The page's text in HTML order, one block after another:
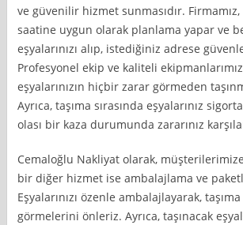
ve güvenilir hizmet sunmasıdır.
saatine uygun olarak planlama yapar ve
eşyalarınızı alıp, istediğiniz adrese
Profesyonel ekip ve kaliteli
eşyalarınızın hiçbir zarar görmeden
Ayrıca, taşıma sırasında eşyalarınız
olası bir kaza durumunda zararınız
Cemaloğlu Nakliyat olarak,
bir diğer hizmet ise ambalajlama ve
Eşyalarınızı özenle ambalajlayarak,
görmelerini önleriz. Ayrıca, taşınacak